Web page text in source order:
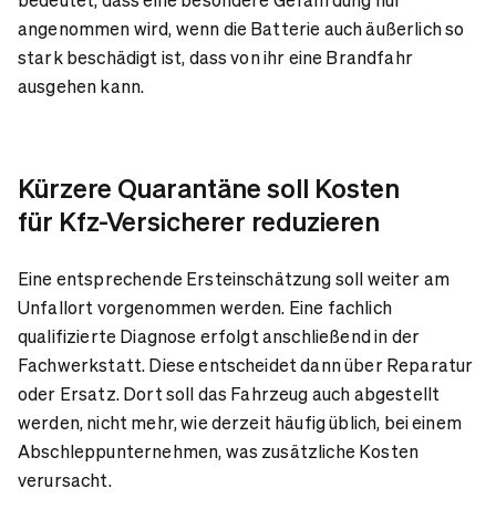
angenommen wird, wenn die Batterie auch äußerlich so
stark beschädigt ist, dass von ihr eine Brandfahr
ausgehen kann.
Kürzere Quarantäne soll Kosten
für Kfz-Versicherer reduzieren
Eine entsprechende Ersteinschätzung soll weiter am
Unfallort vorgenommen werden. Eine fachlich
qualifizierte Diagnose erfolgt anschließend in der
Fachwerkstatt. Diese entscheidet dann über Reparatur
oder Ersatz. Dort soll das Fahrzeug auch abgestellt
werden, nicht mehr, wie derzeit häufig üblich, bei einem
Abschleppunternehmen, was zusätzliche Kosten
verursacht.